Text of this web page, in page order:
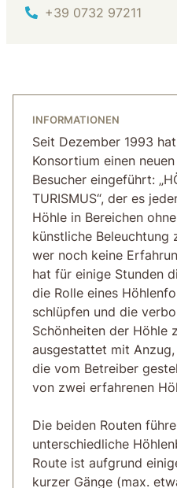
Tel.
+39 0732 97211
INFORMATIONEN
Seit Dezember 1993
Konsortium einen
Besucher eingeführt:
TURISMUS“, der es
Höhle in Bereichen
künstliche Beleuchtung
wer noch keine
hat für einige Stunden
die Rolle eines
schlüpfen und die
Schönheiten der Höhle
ausgestattet mit
die vom Betreiber
von zwei erfahrenen
Die beiden Routen
unterschiedliche
Route ist aufgrund
kurzer Gänge (max.